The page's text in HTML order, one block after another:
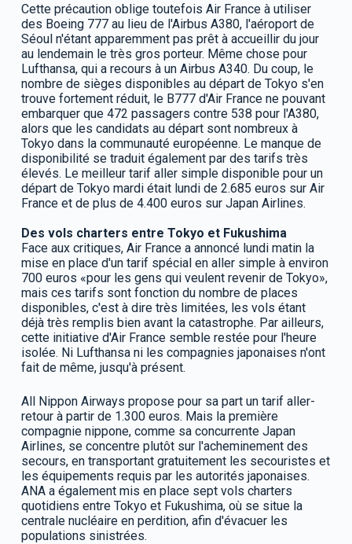
Cette précaution oblige toutefois Air France à utiliser
des Boeing 777 au lieu de l'Airbus A380, l'aéroport de
Séoul n'étant apparemment pas prêt à accueillir du jour
au lendemain le très gros porteur. Même chose pour
Lufthansa, qui a recours à un Airbus A340. Du coup, le
nombre de sièges disponibles au départ de Tokyo s'en
trouve fortement réduit, le B777 d'Air France ne pouvant
embarquer que 472 passagers contre 538 pour l'A380,
alors que les candidats au départ sont nombreux à
Tokyo dans la communauté européenne. Le manque de
disponibilité se traduit également par des tarifs très
élevés. Le meilleur tarif aller simple disponible pour un
départ de Tokyo mardi était lundi de 2.685 euros sur Air
France et de plus de 4.400 euros sur Japan Airlines.
Des vols charters entre Tokyo et Fukushima
Face aux critiques, Air France a annoncé lundi matin la
mise en place d'un tarif spécial en aller simple à environ
700 euros «pour les gens qui veulent revenir de Tokyo»,
mais ces tarifs sont fonction du nombre de places
disponibles, c'est à dire très limitées, les vols étant
déjà très remplis bien avant la catastrophe. Par ailleurs,
cette initiative d'Air France semble restée pour l'heure
isolée. Ni Lufthansa ni les compagnies japonaises n'ont
fait de même, jusqu'à présent.
All Nippon Airways propose pour sa part un tarif aller-
retour à partir de 1.300 euros. Mais la première
compagnie nippone, comme sa concurrente Japan
Airlines, se concentre plutôt sur l'acheminement des
secours, en transportant gratuitement les secouristes et
les équipements requis par les autorités japonaises.
ANA a également mis en place sept vols charters
quotidiens entre Tokyo et Fukushima, où se situe la
centrale nucléaire en perdition, afin d'évacuer les
populations sinistrées.